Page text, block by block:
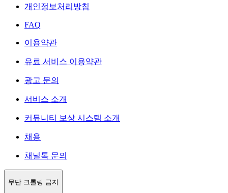
개인정보처리방침
FAQ
이용약관
유료 서비스 이용약관
광고 문의
서비스 소개
커뮤니티 보상 시스템 소개
채용
채널톡 문의
무단 크롤링 금지